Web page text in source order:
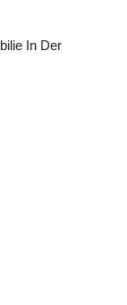
In Der